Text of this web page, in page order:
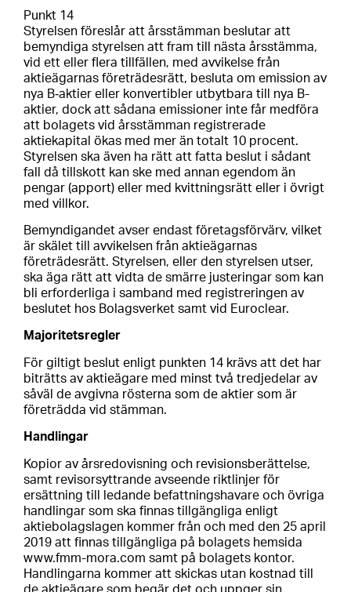
Punkt 14
Styrelsen föreslår att årsstämman beslutar att
bemyndiga styrelsen att fram till nästa årsstämma,
vid ett eller flera tillfällen, med avvikelse från
aktieägarnas företrädesrätt, besluta om emission av
nya B‑aktier eller konvertibler utbytbara till nya B-
aktier, dock att sådana emissioner inte får medföra
att bolagets vid årsstämman registrerade
aktiekapital ökas med mer än totalt 10 procent.
Styrelsen ska även ha rätt att fatta beslut i sådant
fall då tillskott kan ske med annan egendom än
pengar (apport) eller med kvittningsrätt eller i övrigt
med villkor.
Bemyndigandet avser endast företagsförvärv, vilket
är skälet till avvikelsen från aktieägarnas
företrädesrätt. Styrelsen, eller den styrelsen utser,
ska äga rätt att vidta de smärre justeringar som kan
bli erforderliga i samband med registreringen av
beslutet hos Bolagsverket samt vid Euroclear.
Majoritetsregler
För giltigt beslut enligt punkten 14 krävs att det har
biträtts av aktieägare med minst två tredjedelar av
såväl de avgivna rösterna som de aktier som är
företrädda vid stämman.
Handlingar
Kopior av årsredovisning och revisionsberättelse,
samt revisorsyttrande avseende riktlinjer för
ersättning till ledande befattningshavare och övriga
handlingar som ska finnas tillgängliga enligt
aktiebolagslagen kommer från och med den 25 april
2019 att finnas tillgängliga på bolagets hemsida
www.fmm-mora.com samt på bolagets kontor.
Handlingarna kommer att skickas utan kostnad till
de aktieägare som begär det och uppger sin